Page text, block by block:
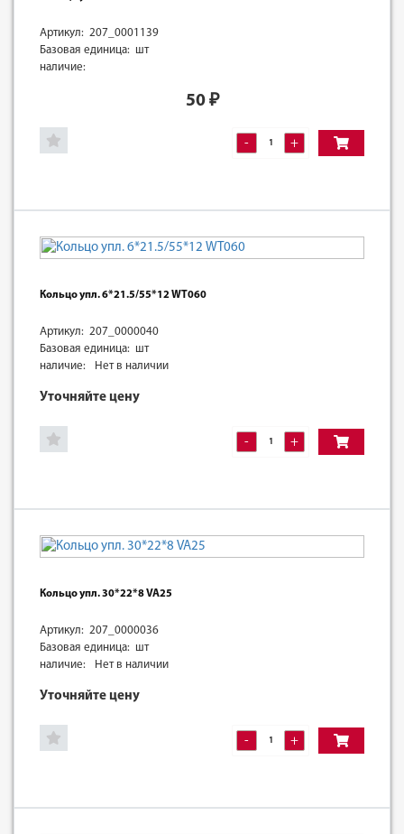
Артикул: 207_0001139
Базовая единица: шт
наличие:
50₽
- +
Кольцо упл. 6*21.5/55*12 WT060
Артикул: 207_0000040
Базовая единица: шт
наличие:
Нет в наличии
Уточняйте цену
- +
Кольцо упл. 30*22*8 VA25
Артикул: 207_0000036
Базовая единица: шт
наличие:
Нет в наличии
Уточняйте цену
- +